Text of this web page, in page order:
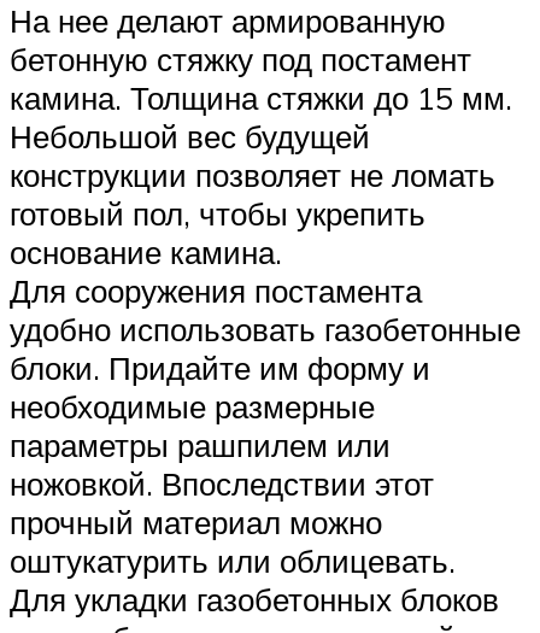
На нее делают армированную
бетонную стяжку под постамент
камина. Толщина стяжки до 15 мм.
Небольшой вес будущей
конструкции позволяет не ломать
готовый пол, чтобы укрепить
основание камина.
Для сооружения постамента
удобно использовать газобетонные
блоки. Придайте им форму и
необходимые размерные
параметры рашпилем или
ножовкой. Впоследствии этот
прочный материал можно
оштукатурить или облицевать.
Для укладки газобетонных блоков